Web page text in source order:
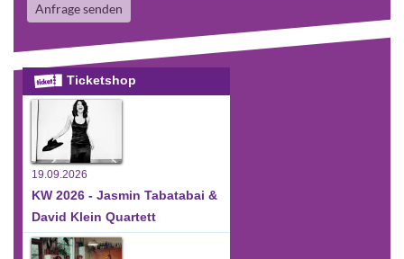
Anfrage senden
Ticketshop
19.09.2026
KW 2026 - Jasmin Tabatabai &
David Klein Quartett